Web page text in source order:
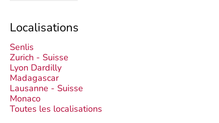
Localisations
Senlis
Zurich - Suisse
Lyon Dardilly
Madagascar
Lausanne - Suisse
Monaco
Toutes les localisations